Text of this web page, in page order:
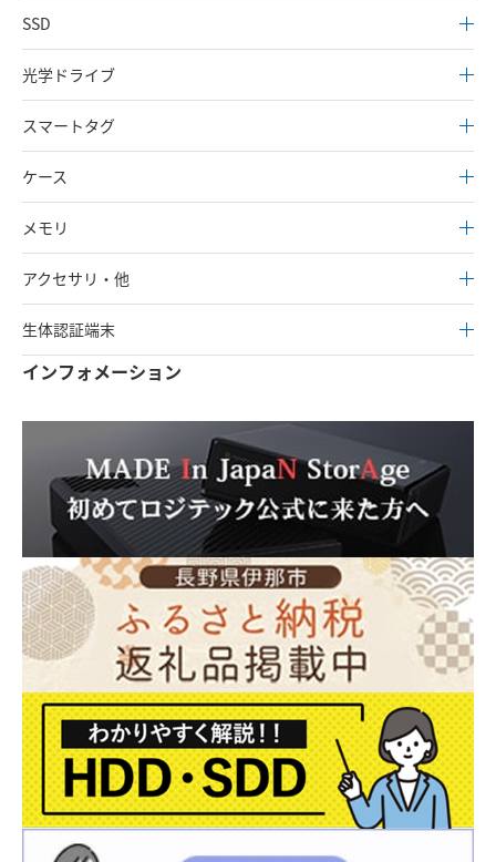
SSD
光学ドライブ
スマートタグ
ケース
メモリ
アクセサリ・他
生体認証端末
インフォメーション